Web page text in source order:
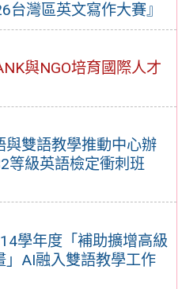
灣區英文寫作大賽』
與NGO培育國際人才
與雙語教學推動中心辦
等級英語檢定衝刺班
學年度「補助擴增高級
AI融入雙語教學工作